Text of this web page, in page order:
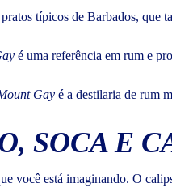
típicos de Barbados, que
é uma referência em rum e
Gay é a destilaria de rum
SOCA E
você está imaginando. O